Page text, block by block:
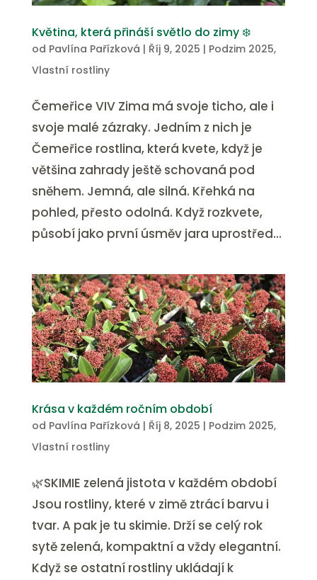
Květina, která přináší světlo do zimy ❄️
od Pavlína Pařízková | Říj 9, 2025 | Podzim 2025,
Vlastní rostliny
Čemeřice VIV Zima má svoje ticho, ale i
svoje malé zázraky. Jedním z nich je
Čemeřice rostlina, která kvete, když je
většina zahrady ještě schovaná pod
sněhem. Jemná, ale silná. Křehká na
pohled, přesto odolná. Když rozkvete,
působí jako první úsměv jara uprostřed...
Krása v každém ročním období
od Pavlína Pařízková | Říj 8, 2025 | Podzim 2025,
Vlastní rostliny
🌿SKIMIE zelená jistota v každém období
Jsou rostliny, které v zimě ztrácí barvu i
tvar. A pak je tu skimie. Drží se celý rok
sytě zelená, kompaktní a vždy elegantní.
Když se ostatní rostliny ukládají k